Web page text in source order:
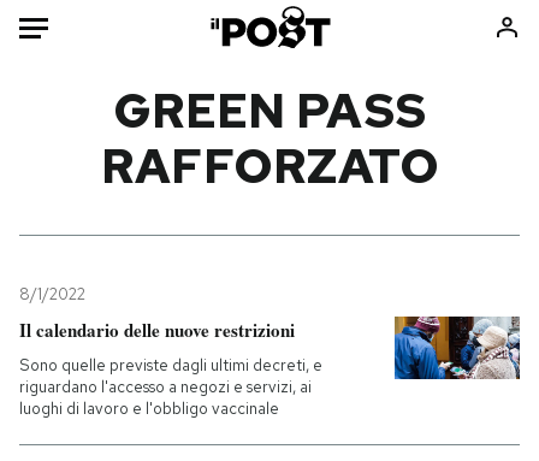
Mondo
Tecnologia
Internet
Scienza
Cultura
Economia
Libri
Ok Boomer!
Media
Altrecose
GREEN PASS
RAFFORZATO
8/1/2022
Il calendario delle nuove restrizioni
Sono quelle previste dagli ultimi decreti, e
riguardano l'accesso a negozi e servizi, ai
luoghi di lavoro e l'obbligo vaccinale